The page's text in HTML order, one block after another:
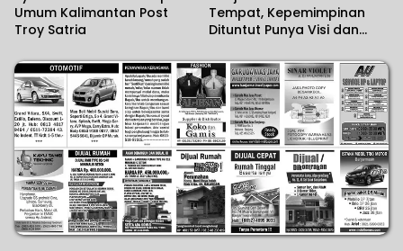
Umum Kalimantan Post
Troy Satria
Tempat, Kepemimpinan
Dituntut Punya Visi dan